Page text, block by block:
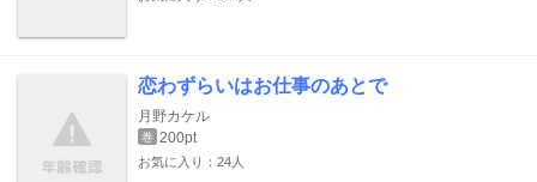
恋わずらいはお仕事のあとで
月野カケル
巻 200pt
お気に入り：24人